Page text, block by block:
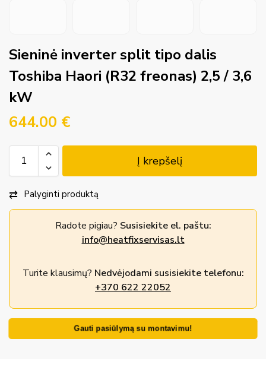
Sieninė inverter split tipo dalis
Toshiba Haori (R32 freonas) 2,5 / 3,6
kW
644.00 €
Į krepšelį
Palyginti produktą
Radote pigiau? Susisiekite el. paštu:
info@heatfixservisas.lt
Turite klausimų? Nedvėjodami susisiekite telefonu:
+370 622 22052
Gauti pasiūlymą su montavimu!